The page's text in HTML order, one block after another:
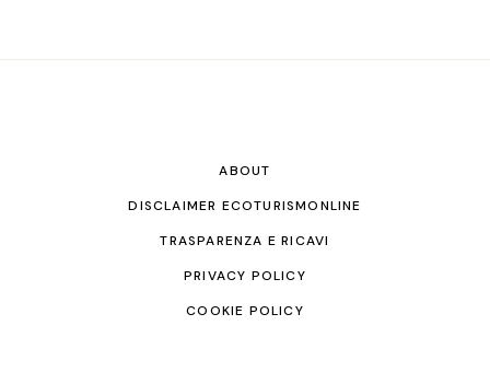
ABOUT
DISCLAIMER ECOTURISMONLINE
TRASPARENZA E RICAVI
PRIVACY POLICY
COOKIE POLICY